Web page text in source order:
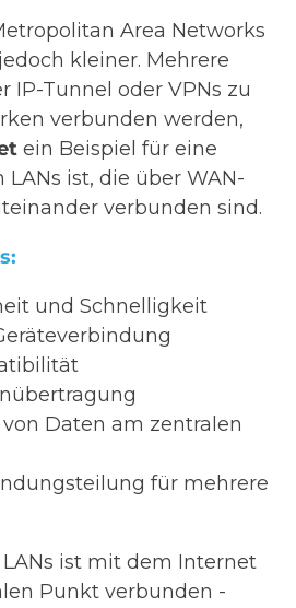
Area Networks
kleiner. Mehrere
IP-Tunnel oder VPNs zu
verbunden werden,
ein Beispiel für eine
ist, die über WAN-
verbunden sind.
und Schnelligkeit
Daten am zentralen
für mehrere
ist mit dem Internet
Punkt verbunden -